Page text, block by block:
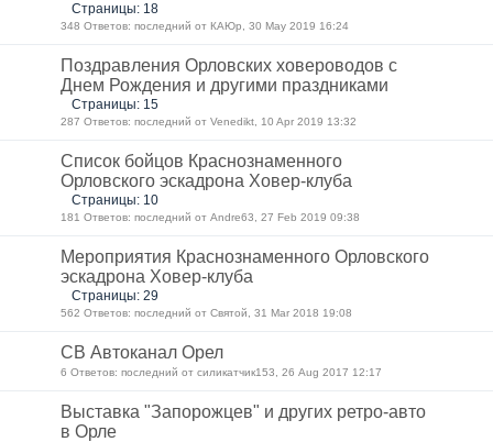
Страницы: 18
348 Ответов: последний от КАЮр, 30 May 2019 16:24
Поздравления Орловских ховероводов с
Днем Рождения и другими праздниками
Страницы: 15
287 Ответов: последний от Venedikt, 10 Apr 2019 13:32
Список бойцов Краснознаменного
Орловского эскадрона Ховер-клуба
Страницы: 10
181 Ответов: последний от Andre63, 27 Feb 2019 09:38
Мероприятия Краснознаменного Орловского
эскадрона Ховер-клуба
Страницы: 29
562 Ответов: последний от Святой, 31 Mar 2018 19:08
СВ Автоканал Орел
6 Ответов: последний от силикатчик153, 26 Aug 2017 12:17
Выставка "Запорожцев" и других ретро-авто
в Орле